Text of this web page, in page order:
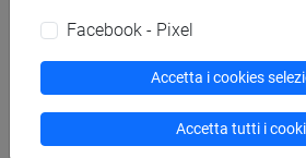
EPIGRAFIA SUMERO-
Facebook - Pixel
Accetta i cookies
Accetta tutti i